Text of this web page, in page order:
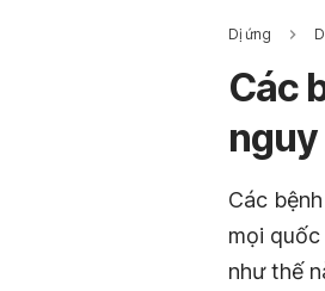
Dị ứng
Các
Các
mọi
như thế